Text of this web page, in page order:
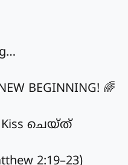
BEGINNING! 🌈
ചെയ്ത്
2:19–23)